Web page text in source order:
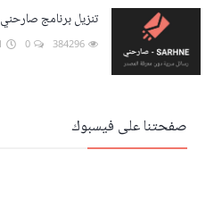
تنزيل برنامج صارحني
صفحتنا على فيسبوك